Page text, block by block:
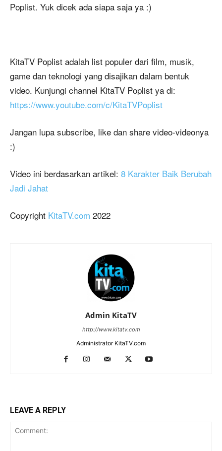
Poplist. Yuk dicek ada siapa saja ya :)
KitaTV Poplist adalah list populer dari film, musik,
game dan teknologi yang disajikan dalam bentuk
video. Kunjungi channel KitaTV Poplist ya di:
https://www.youtube.com/c/KitaTVPoplist
Jangan lupa subscribe, like dan share video-videonya
:)
Video ini berdasarkan artikel: 8 Karakter Baik Berubah
Jadi Jahat
Copyright KitaTV.com 2022
Admin KitaTV
http://www.kitatv.com
Administrator KitaTV.com
LEAVE A REPLY